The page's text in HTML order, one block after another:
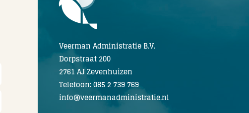
Veerman Administratie B.V.
Dorpstraat 200
2761 AJ Zevenhuizen
Telefoon: 085 2 739 769
info@veermanadministratie.nl